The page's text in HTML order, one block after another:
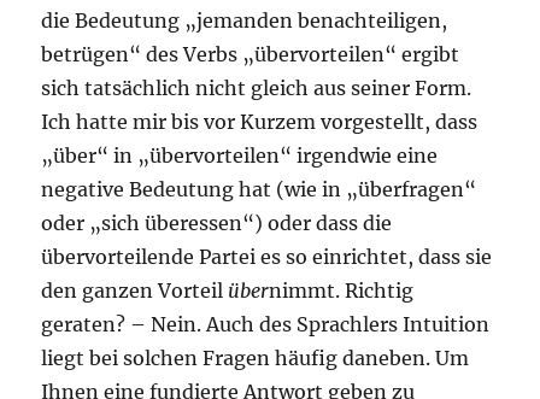
die Bedeutung „jemanden benachteiligen,
betrügen“ des Verbs „übervorteilen“ ergibt
sich tatsächlich nicht gleich aus seiner Form.
Ich hatte mir bis vor Kurzem vorgestellt, dass
„über“ in „übervorteilen“ irgendwie eine
negative Bedeutung hat (wie in „überfragen“
oder „sich überessen“) oder dass die
übervorteilende Partei es so einrichtet, dass sie
den ganzen Vorteil übernimmt. Richtig
geraten? – Nein. Auch des Sprachlers Intuition
liegt bei solchen Fragen häufig daneben. Um
Ihnen eine fundierte Antwort geben zu